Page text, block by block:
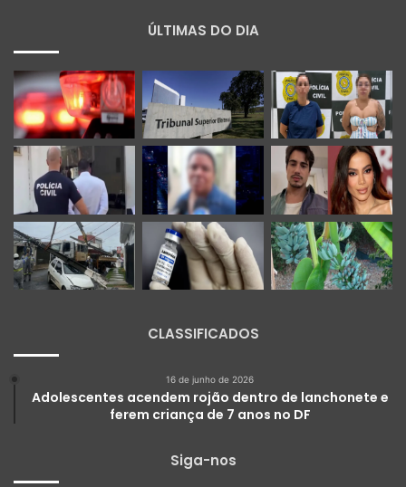
ÚLTIMAS DO DIA
CLASSIFICADOS
16 de junho de 2026
Adolescentes acendem rojão dentro de lanchonete e
ferem criança de 7 anos no DF
Siga-nos